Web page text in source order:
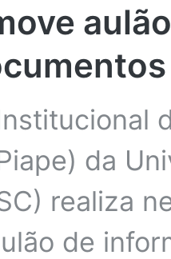
da
realiza
de